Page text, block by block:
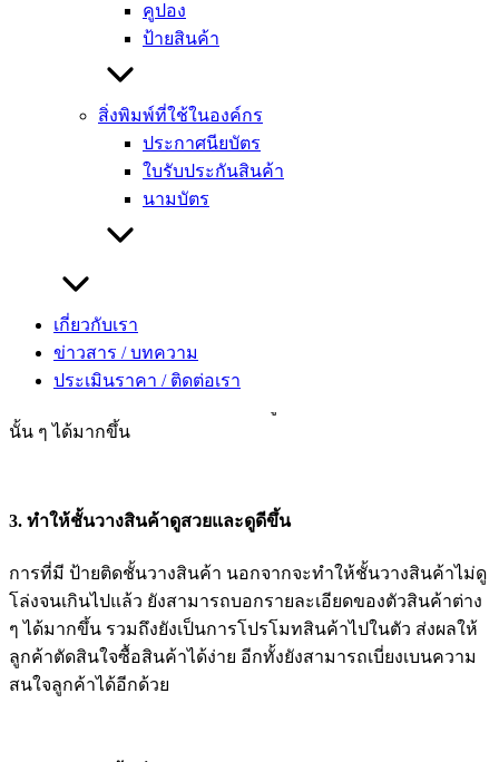
คูปอง
ป้ายสินค้า
สิ่งพิมพ์ที่ใช้ในองค์กร
ประกาศนียบัตร
ใบรับประกันสินค้า
นามบัตร
เกี่ยวกับเรา
ข่าวสาร / บทความ
ประเมินราคา / ติดต่อเรา
1. เพิ่มการรับรู้และเพิ่มการมองเห็นให้กับสินค้าบนชั้นวาง
เมื่อลูกค้าหรือคนที่เดินผ่านไปผ่านมาแล้วเห็นป้ายติดชั้นวาง
เกิดความอยากรู้อยากเห็นจนทำให้ต้องหยุดอ่านข้อความบน
ป้ายติดชั้นวางสินค้า ว่ามีเนื้อหาและข้อความเกี่ยวกับอะไร
2. สร้างแรงจูงใจและดึงดูดลูกค้าให้เกิดความสนใจ
หลังจากลูกค้าได้หยุดดูที่ ป้ายติดชั้นวางสินค้า จะทำให้พวกเขา
จะเกิดความสนใจสินค้าบนชั้นวางว่า สินค้านั้นมีโปรโมชั่นพิ
เศษอะไร หรือ มีข้อแตกต่างจากสินค้าตัวอื่นอย่างไร ซึ่งการที่
ลูกค้าหรือคนที่เดินผ่านไปผ่านมาหยุดอ่านหรือหยุดดูที่ป้าย
นั้น ๆ ได้มากขึ้น
3. ทำให้ชั้นวางสินค้าดูสวยและดูดีขึ้น
การที่มี ป้ายติดชั้นวางสินค้า นอกจากจะทำให้ชั้นวางสินค้าไม่ดู
โล่งจนเกินไปแล้ว ยังสามารถบอกรายละเอียดของตัวสินค้าต่าง
ๆ ได้มากขึ้น รวมถึงยังเป็นการโปรโมทสินค้าไปในตัว ส่งผลให้
ลูกค้าตัดสินใจซื้อสินค้าได้ง่าย อีกทั้งยังสามารถเบี่ยงเบนความ
สนใจลูกค้าได้อีกด้วย